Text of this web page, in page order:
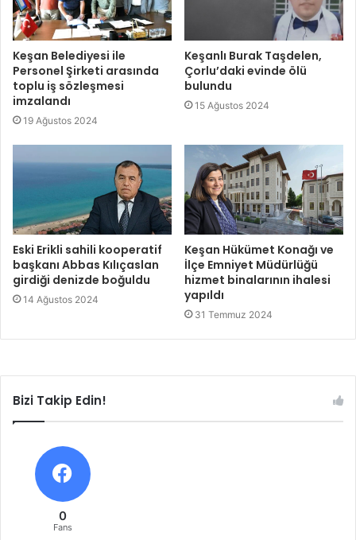
Keşan Belediyesi ile
Personel Şirketi arasında
toplu iş sözleşmesi
imzalandı
19 Ağustos 2024
Keşanlı Burak Taşdelen,
Çorlu’daki evinde ölü
bulundu
15 Ağustos 2024
Eski Erikli sahili kooperatif
başkanı Abbas Kılıçaslan
girdiği denizde boğuldu
14 Ağustos 2024
Keşan Hükümet Konağı ve
İlçe Emniyet Müdürlüğü
hizmet binalarının ihalesi
yapıldı
31 Temmuz 2024
Bizi Takip Edin!
0
Fans